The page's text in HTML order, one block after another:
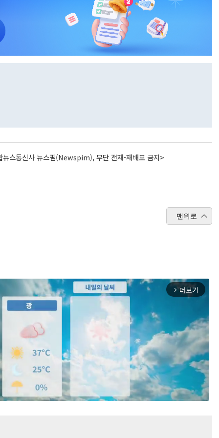
뉴스통신사 뉴스핌(Newspim), 무단 전재-재배포 금지>
맨위로
arrow_forward_ios 더보기